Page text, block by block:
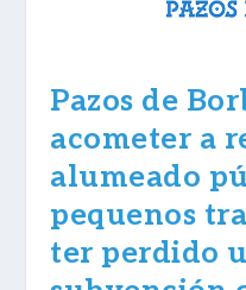
Pazos de
acometer a
alumeado
pequenos
ter perdido